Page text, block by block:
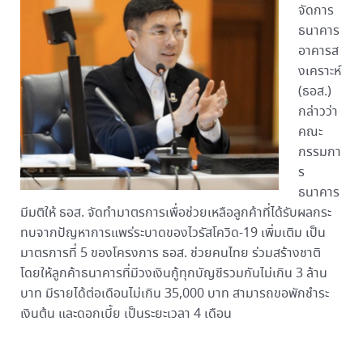
จัดการ
ธนาคาร
อาคารส
งเคราะห์
(ธอส.)
กล่าวว่า
คณะ
กรรมกา
ร
ธนาคาร
มีมติให้ ธอส. จัดทำมาตรการเพื่อช่วยเหลือลูกค้าที่ได้รับผลกระ
ทบจากปัญหาการแพร่ระบาดของไวรัสโควิด-19 เพิ่มเติม เป็น
มาตรการที่ 5 ของโครงการ ธอส. ช่วยคนไทย ร่วมสร้างชาติ
โดยให้ลูกค้าธนาคารที่มีวงเงินกู้ทุกบัญชีรวมกันไม่เกิน 3 ล้าน
บาท มีรายได้ต่อเดือนไม่เกิน 35,000 บาท สามารถขอพักชำระ
เงินต้น และดอกเบี้ย เป็นระยะเวลา 4 เดือน